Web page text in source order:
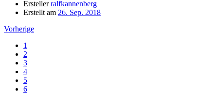
Ersteller ralfkannenberg
Erstellt am 26. Sep. 2018
Vorherige
1
2
3
4
5
6